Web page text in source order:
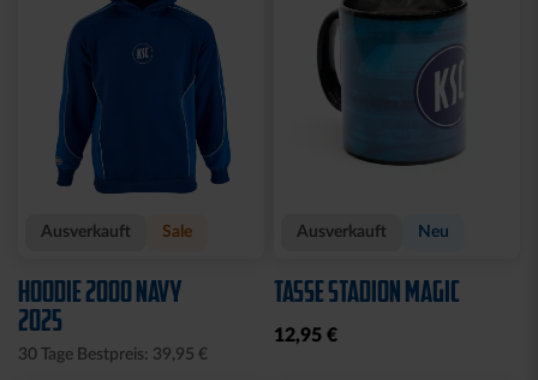
Ausverkauft Sale
HOODIE 2000 NAVY
2025
30 Tage Bestpreis: 39,95 €
Ausverkauft Neu
TASSE STADION MAGIC
12,95 €